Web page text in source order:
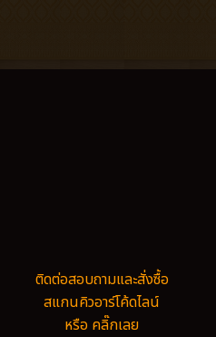
ติดต่อสอบถามและสั่งซื้อ
สแกนคิวอาร์โค้ดไลน์
หรือ คลิ๊กเลย